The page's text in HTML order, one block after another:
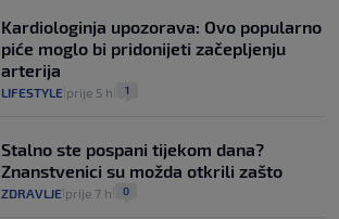
Kardiologinja upozorava: Ovo popularno
piće moglo bi pridonijeti začepljenju
arterija
LIFESTYLE prije 5 h 1
Stalno ste pospani tijekom dana?
Znanstvenici su možda otkrili zašto
ZDRAVLJE prije 7 h 0